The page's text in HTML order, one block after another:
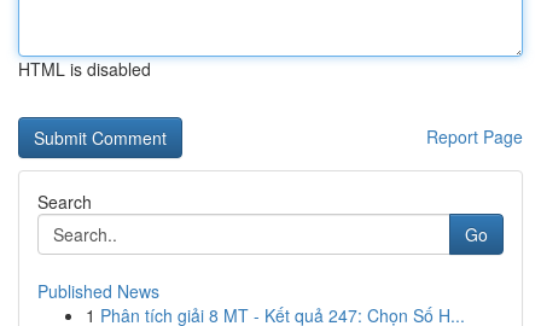
HTML is disabled
Report Page
Search
Go
Published News
1 Phân tích giải 8 MT - Kết quả 247: Chọn Số H...